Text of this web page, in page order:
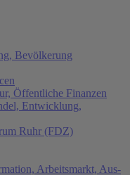
Bevölkerung
Öffentliche Finanzen
Entwicklung,
Ruhr (FDZ)
Arbeitsmarkt, Aus-